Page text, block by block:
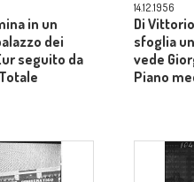
in un
dei
seguito da
14.12.1956
Di
sfoglia
vede
Piano